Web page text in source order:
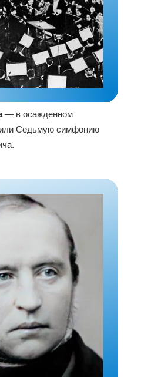
— в осажденном
Седьмую симфонию